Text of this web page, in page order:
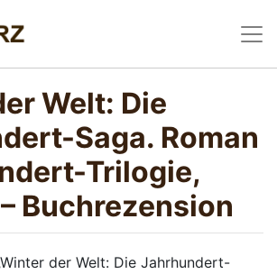
Welt: Die
Saga. Roman
Trilogie,
Buchrezension
der Welt: Die Jahrhundert-